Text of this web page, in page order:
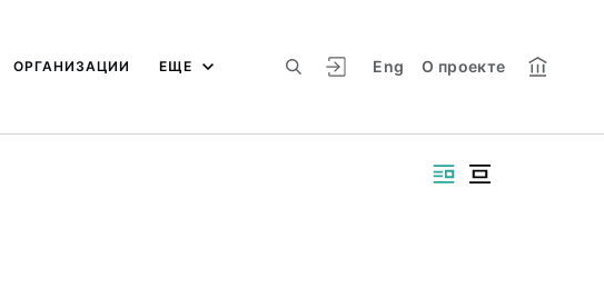
Eng О проекте
ОРГАНИЗАЦИИ ЕЩЕ